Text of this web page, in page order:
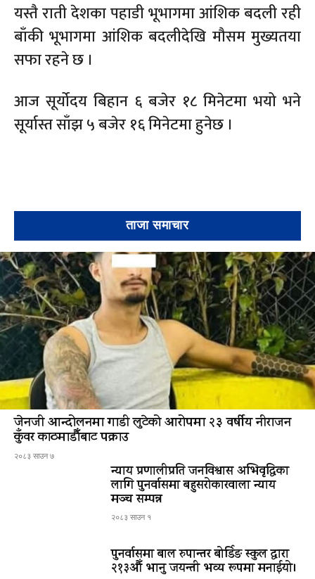
यस्तै राती देशका पहाडी भूभागमा आंशिक बदली रही
बाँकी भूभागमा आंशिक बदलीदेखि मौसम मुख्यतया
सफा रहने छ ।
आज सूर्योदय बिहान ६ बजेर १८ मिनेटमा भयो भने
सूर्यास्त साँझ ५ बजेर १६ मिनेटमा हुनेछ ।
ताजा समाचार
जेनजी आन्दोलनमा गाडी लुटेको आरोपमा २३ वर्षीय नीराजन
कुँवर काठमाडौँबाट पक्राउ
२०८३ साउन ७
न्याय प्रणालीप्रति जनविश्वास अभिवृद्धिका
लागि पुनर्वासमा बहुसरोकारवाला न्याय
मञ्च सम्पन्न
२०८३ साउन १
पुनर्वासमा बाल रुपान्तर बोर्डिङ स्कुल द्धारा
२१३औँ भानु जयन्ती भव्य रूपमा मनाईयो।